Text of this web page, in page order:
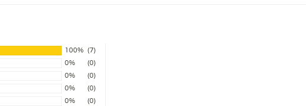
100% (7)
0%
(0)
0%
(0)
0%
(0)
0%
(0)